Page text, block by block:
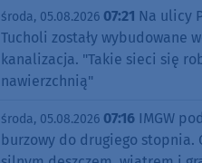
środa, 05.08.2026 07:21 Na ulicy
Tucholi zostały wybudowane
kanalizacja. "Takie sieci się
nawierzchnią"
środa, 05.08.2026 07:16 IMGW
burzowy do drugiego stopnia.